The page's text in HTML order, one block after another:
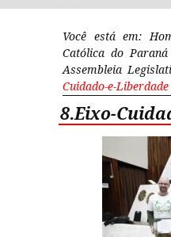
Você está em:
Católica do
Assembleia
Cuidado-e-Liberdade
8.Eixo-